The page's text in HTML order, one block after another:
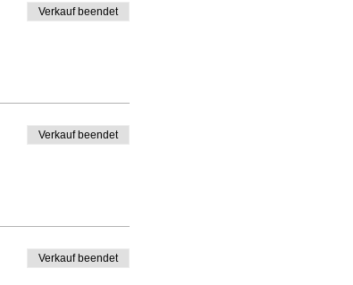
Verkauf beendet
Verkauf beendet
Verkauf beendet